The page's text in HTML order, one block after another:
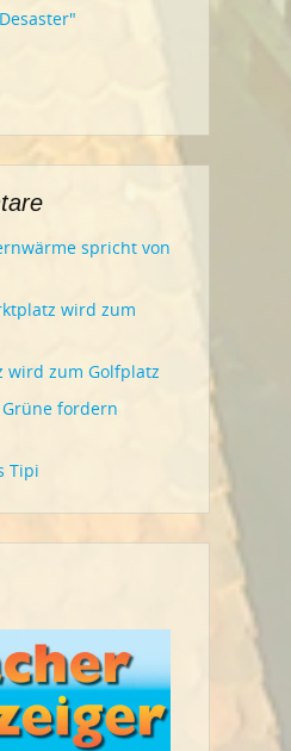
spricht von
wird zum
wird zum Golfplatz
Grüne fordern
Tipi